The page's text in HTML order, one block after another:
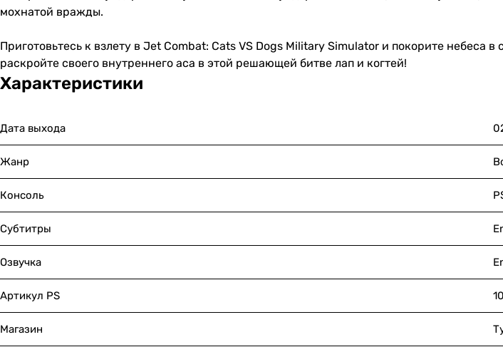
мохнатой вражды.
Приготовьтесь к взлету в Jet Combat: Cats VS Dogs Military Simulator и покорите небеса
раскройте своего внутреннего аса в этой решающей битве лап и когтей!
Характеристики
Дата выхода
Жанр
Консоль
Субтитры
Озвучка
Артикул PS
Магазин